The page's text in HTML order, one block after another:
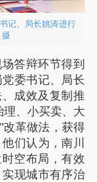
记、局长姚涛进行
摄
答辩环节得到
委书记、局长
成效及复制推
理、小买卖、大
改革做法，获得
们认为，南川
空布局，有效
现城市有序治